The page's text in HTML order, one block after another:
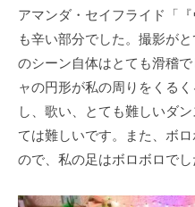
アマンダ・セイフライド「
も辛い部分でした。撮影が
のシーン自体はとても滑稽
ャの円形が私の周りをくる
し、歌い、とても難しいダ
ては難しいです。また、ボ
ので、私の足はボロボロでし